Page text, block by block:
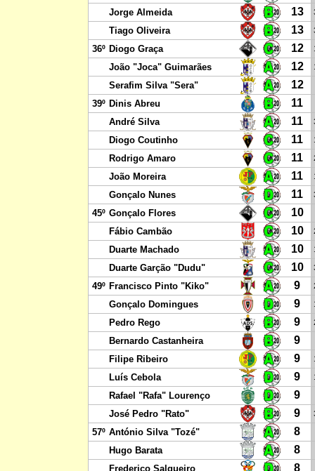
Jorge Almeida 13
Tiago Oliveira 13
36º Diogo Graça 12
João "Joca" Guimarães 12
Serafim Silva "Sera" 12
39º Dinis Abreu 11
André Silva 11
Diogo Coutinho 11
Rodrigo Amaro 11
João Moreira 11
Gonçalo Nunes 11
45º Gonçalo Flores 10
Fábio Cambão 10
Duarte Machado 10
Duarte Garção "Dudu" 10
49º Francisco Pinto "Kiko" 9
Gonçalo Domingues 9
Pedro Rego 9
Bernardo Castanheira 9
Filipe Ribeiro 9
Luís Cebola 9
Rafael "Rafa" Lourenço 9
José Pedro "Rato" 9
57º António Silva "Tozé" 8
Hugo Barata 8
Frederico Salgueiro 8